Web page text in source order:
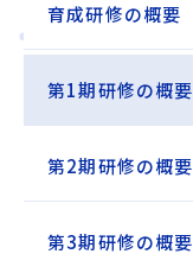
育成研修の概要
第1期研修の概要
第2期研修の概要
第3期研修の概要